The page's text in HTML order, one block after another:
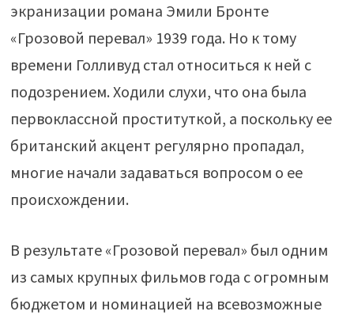
экранизации романа Эмили Бронте
«Грозовой перевал» 1939 года. Но к тому
времени Голливуд стал относиться к ней с
подозрением. Ходили слухи, что она была
первоклассной проституткой, а поскольку ее
британский акцент регулярно пропадал,
многие начали задаваться вопросом о ее
происхождении.
В результате «Грозовой перевал» был одним
из самых крупных фильмов года с огромным
бюджетом и номинацией на всевозможные